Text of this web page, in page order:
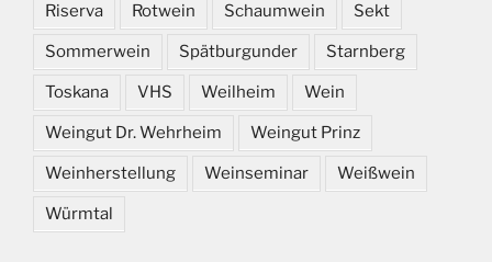
Riserva Rotwein Schaumwein Sekt
Sommerwein Spätburgunder Starnberg
Toskana VHS Weilheim Wein
Weingut Dr. Wehrheim Weingut Prinz
Weinherstellung Weinseminar Weißwein
Würmtal